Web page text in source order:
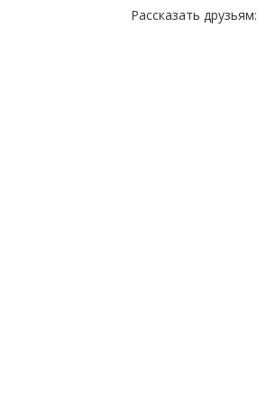
Рассказать друзьям: